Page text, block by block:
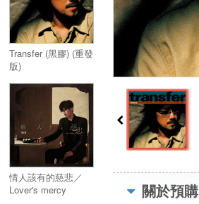
Transfer (黑膠) (重發
版)
情人該有的慈悲／
Lover's mercy
關於預購